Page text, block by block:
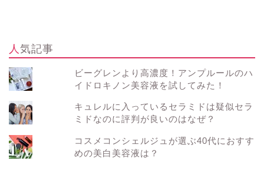
人気記事
ビーグレンより高濃度！アンプルールのハ
イドロキノン美容液を試してみた！
キュレルに入っているセラミドは疑似セラ
ミドなのに評判が良いのはなぜ？
コスメコンシェルジュが選ぶ40代におすす
めの美白美容液は？